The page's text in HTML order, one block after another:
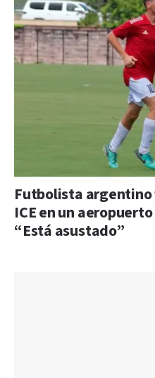
Futbolista
ICE en un
“Está asustado”